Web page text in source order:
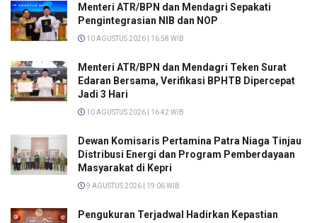
Menteri ATR/BPN dan Mendagri Sepakati
Pengintegrasian NIB dan NOP
10 AGUSTUS 2026 | 16:58 WIB
Menteri ATR/BPN dan Mendagri Teken Surat
Edaran Bersama, Verifikasi BPHTB Dipercepat
Jadi 3 Hari
10 AGUSTUS 2026 | 16:42 WIB
Dewan Komisaris Pertamina Patra Niaga Tinjau
Distribusi Energi dan Program Pemberdayaan
Masyarakat di Kepri
9 AGUSTUS 2026 | 19:06 WIB
Pengukuran Terjadwal Hadirkan Kepastian